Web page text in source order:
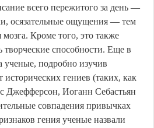
всего пережитого за день —
осязательные ощущения — тем
Кроме того, это также
творческие способности. Еще в
ученые, подробно изучив
исторических гениев (таких, как
Джефферсон, Иоганн Себастьян
совпадения привычках
гения ученые назвали